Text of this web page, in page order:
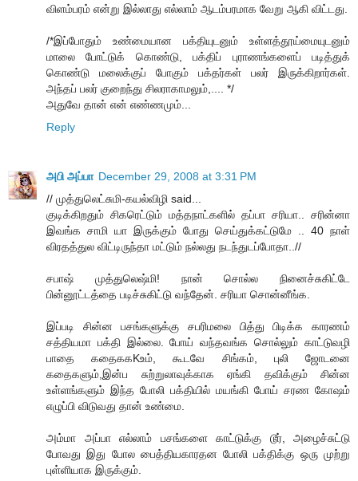
விளம்பரம் என்று இல்லாது எல்லாம் ஆடம்பரமாக வேறு ஆகி விட்டது.
/*இப்போதும் உண்மையான பக்தியுடனும் உள்ளத்தூய்மையுடனும்
மாலை போட்டுக் கொண்டு, பக்திப் புராணங்களைப் படித்துக்
கொண்டு மலைக்குப் போகும் பக்தர்கள் பலர் இருக்கிறார்கள்.
அந்தப் பலர் குறைந்து சிலராகாமலும்,.... */
அதுவே தான் என் எண்ணமும்...
Reply
அபி அப்பா December 29, 2008 at 3:31 PM
// முத்துலெட்சுமி-கயல்விழி said...
குடிக்கிறதும் சிகரெட்டும் மத்தநாட்களில் தப்பா சரியா.. சரின்னா
இவங்க சாமி யா இருக்கும் போது செய்துக்கட்டுமே .. 40 நாள்
விரதத்துல விட்டிருந்தா மட்டும் நல்லது நடந்துடப்போதா..//
சபாஷ் முத்துலெஷ்மி! நான் சொல்ல நினைச்சுகிட்டே
பின்னூட்டத்தை படிச்சுகிட்டு வந்தேன். சரியா சொன்னீங்க.
இப்படி சின்ன பசங்களுக்கு சபரிமலை பித்து பிடிக்க காரணம்
சத்தியமா பக்தி இல்லை. போய் வந்தவங்க சொல்லும் காட்டுவழி
பாதை கதைககKஉம், கூடவே சிங்கம், புலி ஜோடனை
கதைகளும்,இன்ப சுற்றுலாவுக்காக ஏங்கி தவிக்கும் சின்ன
உள்ளங்களும் இந்த போலி பக்தியில் மயங்கி போய் சரண கோஷம்
எழுப்பி விடுவது தான் உண்மை.
அம்மா அப்பா எல்லாம் பசங்களை காட்டுக்கு டூர், அழைச்சுட்டு
போவது இது போல பைத்தியகாரதன போலி பக்திக்கு ஒரு முற்று
புள்ளியாக இருக்கும்.